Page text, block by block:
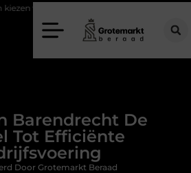
in Utrecht?
Barendrecht De
Tot Efficiënte
Door Grotemarkt Beraad